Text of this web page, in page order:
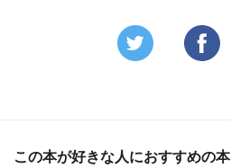
この本が好きな人におすすめの本